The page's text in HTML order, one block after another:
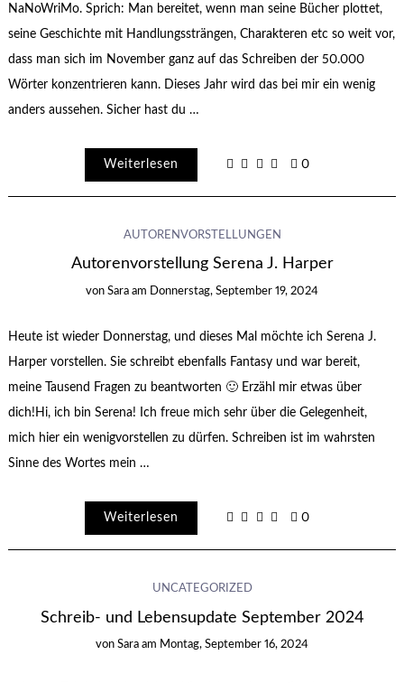
NaNoWriMo. Sprich: Man bereitet, wenn man seine Bücher plottet,
seine Geschichte mit Handlungssträngen, Charakteren etc so weit vor,
dass man sich im November ganz auf das Schreiben der 50.000
Wörter konzentrieren kann. Dieses Jahr wird das bei mir ein wenig
anders aussehen. Sicher hast du …
Weiterlesen 0
AUTORENVORSTELLUNGEN
Autorenvorstellung Serena J. Harper
von Sara am Donnerstag, September 19, 2024
Heute ist wieder Donnerstag, und dieses Mal möchte ich Serena J.
Harper vorstellen. Sie schreibt ebenfalls Fantasy und war bereit,
meine Tausend Fragen zu beantworten 🙂 Erzähl mir etwas über
dich!Hi, ich bin Serena! Ich freue mich sehr über die Gelegenheit,
mich hier ein wenigvorstellen zu dürfen. Schreiben ist im wahrsten
Sinne des Wortes mein …
Weiterlesen 0
UNCATEGORIZED
Schreib- und Lebensupdate September 2024
von Sara am Montag, September 16, 2024